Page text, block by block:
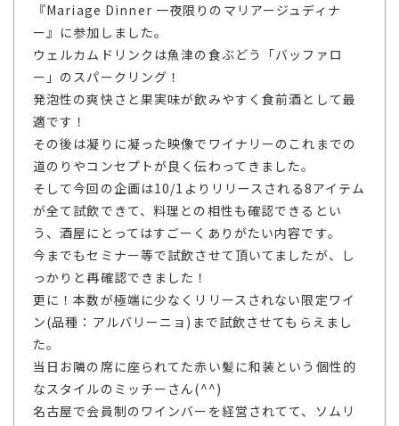
『Mariage Dinner 一夜限りのマリアージュディナ
ー』に参加しました。
ウェルカムドリンクは魚津の食ぶどう「バッファロ
ー」のスパークリング！
発泡性の爽快さと果実味が飲みやすく食前酒として最
適です！
その後は凝りに凝った映像でワイナリーのこれまでの
道のりやコンセプトが良く伝わってきました。
そして今回の企画は10/1よりリリースされる8アイテム
が全て試飲できて、料理との相性も確認できるとい
う、酒屋にとってはすごーくありがたい内容です。
今までもセミナー等で試飲させて頂いてましたが、し
っかりと再確認できました！
更に！本数が極端に少なくリリースされない限定ワイ
ン(品種：アルバリーニョ)まで試飲させてもらえまし
た。
当日お隣の席に座られてた赤い髪に和装という個性的
なスタイルのミッチーさん(^^)
名古屋で会員制のワインバーを経営されてて、ソムリ